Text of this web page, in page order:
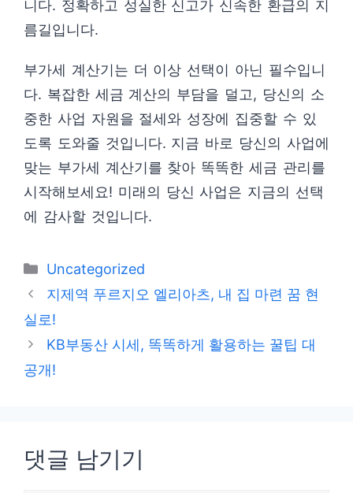
니다. 정확하고 성실한 신고가 신속한 환급의 지
름길입니다.
부가세 계산기는 더 이상 선택이 아닌 필수입니
다. 복잡한 세금 계산의 부담을 덜고, 당신의 소
중한 사업 자원을 절세와 성장에 집중할 수 있
도록 도와줄 것입니다. 지금 바로 당신의 사업에
맞는 부가세 계산기를 찾아 똑똑한 세금 관리를
시작해보세요! 미래의 당신 사업은 지금의 선택
에 감사할 것입니다.
카
테
리
Uncategorized
지제역 푸르지오 엘리아츠, 내 집 마련 꿈 현
실로!
KB부동산 시세, 똑똑하게 활용하는 꿀팁 대
공개!
댓글 남기기